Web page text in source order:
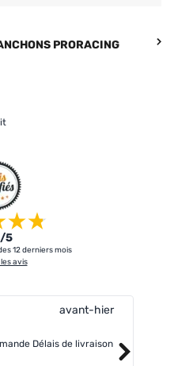
PRORACING
5
12 derniers mois
avis
avant-hier
Délais de livraison